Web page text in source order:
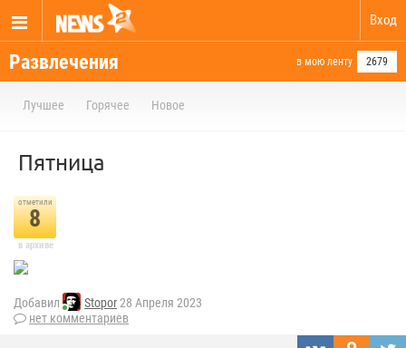
Вход
Развлечения в мою ленту 2679
Лучшее Горячее Новое
Пятница
отметили
8
в архиве
Добавил Stopor28 Апреля 2023
нет комментариев